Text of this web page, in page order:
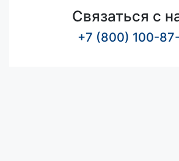
Связаться с
+7 (800) 100-